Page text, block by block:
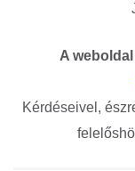
A
Kérdéseivel,